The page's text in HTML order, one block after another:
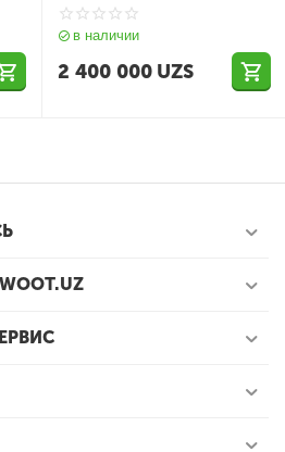
в наличии
2 400 000 UZS